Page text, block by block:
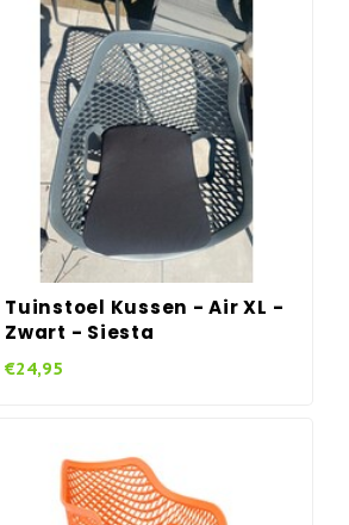
Tuinstoel Kussen - Air XL -
Zwart - Siesta
€24,95